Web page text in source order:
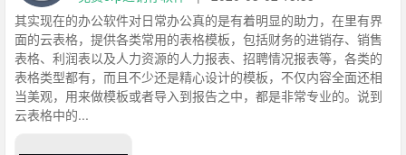
其实现在的办公软件对日常办公真的是有着明显的助力，在里有界
面的云表格，提供各类常用的表格模板，包括财务的进销存、销售
表格、利润表以及人力资源的人力报表、招聘情况报表等，各类的
表格类型都有，而且不少还是精心设计的模板，不仅内容全面还相
当美观，用来做模板或者导入到报告之中，都是非常专业的。说到
云表格中的...